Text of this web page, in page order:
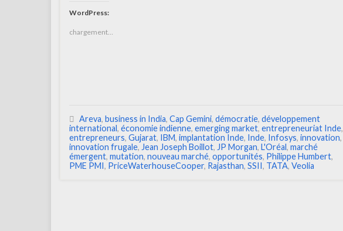
WordPress:
chargement…
Areva, business in India, Cap Gemini, démocratie, développement
international, économie indienne, emerging market, entrepreneuriat Inde,
entrepreneurs, Gujarat, IBM, implantation Inde, Inde, Infosys, innovation,
innovation frugale, Jean Joseph Boillot, JP Morgan, L'Oréal, marché
émergent, mutation, nouveau marché, opportunités, Philippe Humbert,
PME PMI, PriceWaterhouseCooper, Rajasthan, SSII, TATA, Veolia